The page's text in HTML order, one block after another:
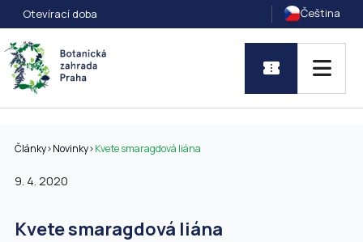
Otevírací doba Čeština
Články>Novinky>Kvete smaragdová liána
9. 4. 2020
Kvete smaragdová liána